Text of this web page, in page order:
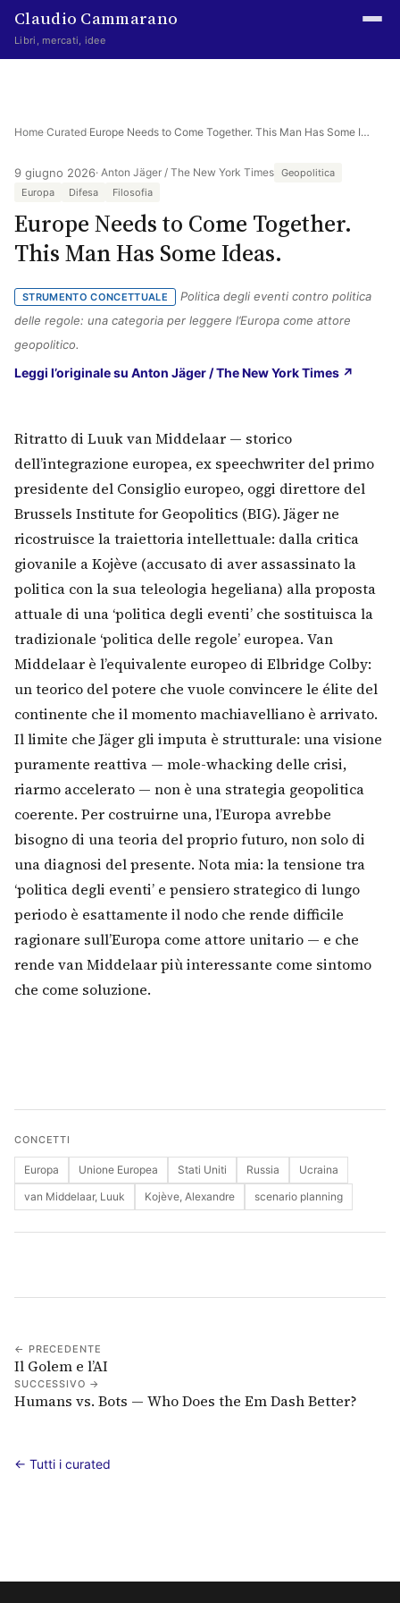
Claudio Cammarano
Libri, mercati, idee
Learning log
Irene Media
Indice
About
Cerca
Home·Curated· Europe Needs to Come Together. This Man Has Some Ideas.
9 giugno 2026· Anton Jäger / The New York Times Geopolitica
Europa
Difesa Filosofia
Europe Needs to Come Together.
This Man Has Some Ideas.
STRUMENTO CONCETTUALE
Politica degli eventi contro politica
delle regole: una categoria per leggere l’Europa come attore
geopolitico.
Leggi l’originale su Anton Jäger / The New York Times ↗
Ritratto di Luuk van Middelaar — storico
dell’integrazione europea, ex speechwriter del primo
presidente del Consiglio europeo, oggi direttore del
Brussels Institute for Geopolitics (BIG). Jäger ne
ricostruisce la traiettoria intellettuale: dalla critica
giovanile a Kojève (accusato di aver assassinato la
politica con la sua teleologia hegeliana) alla proposta
attuale di una ‘politica degli eventi’ che sostituisca la
tradizionale ‘politica delle regole’ europea. Van
Middelaar è l’equivalente europeo di Elbridge Colby:
un teorico del potere che vuole convincere le élite del
continente che il momento machiavelliano è arrivato.
Il limite che Jäger gli imputa è strutturale: una visione
puramente reattiva — mole-whacking delle crisi,
riarmo accelerato — non è una strategia geopolitica
coerente. Per costruirne una, l’Europa avrebbe
bisogno di una teoria del proprio futuro, non solo di
una diagnosi del presente. Nota mia: la tensione tra
‘politica degli eventi’ e pensiero strategico di lungo
periodo è esattamente il nodo che rende difficile
ragionare sull’Europa come attore unitario — e che
rende van Middelaar più interessante come sintomo
che come soluzione.
CONCETTI
Europa Unione Europea Stati Uniti Russia
Ucraina
van Middelaar, Luuk
Kojève, Alexandre scenario planning
← PRECEDENTE
Il Golem e l’AI
SUCCESSIVO →
Humans vs. Bots — Who Does the Em Dash Better?
← Tutti i curated